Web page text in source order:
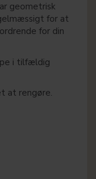
geometrisk
for at
for din
i tilfældig
at rengøre.